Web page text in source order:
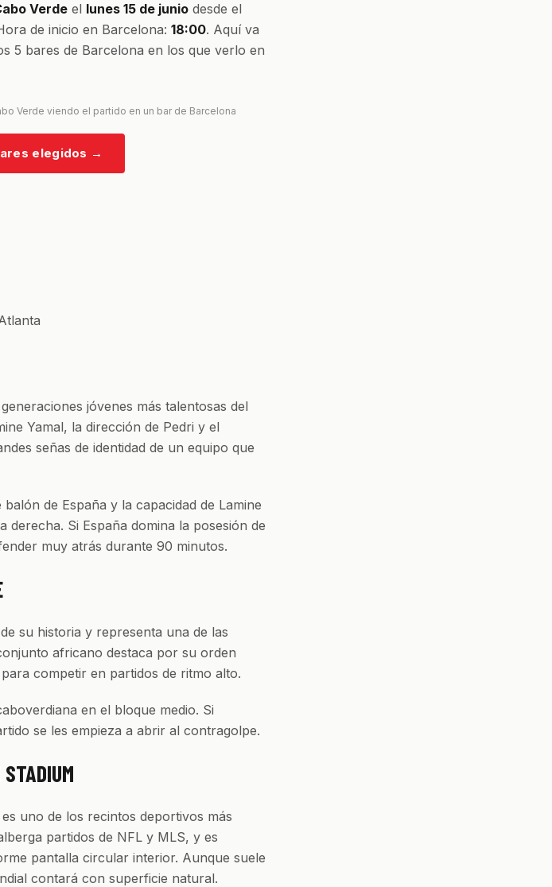
Verde el lunes 15 de junio desde el
de inicio en Barcelona: 18:00. Aquí va
5 bares de Barcelona en los que verlo en
Verde viendo el partido en un bar de Barcelona
elegidos →
jóvenes más talentosas del
Yamal, la dirección de Pedri y el
señas de identidad de un equipo que
de España y la capacidad de Lamine
Si España domina la posesión de
muy atrás durante 90 minutos.
su historia y representa una de las
africano destaca por su orden
competir en partidos de ritmo alto.
en el bloque medio. Si
se les empieza a abrir al contragolpe.
uno de los recintos deportivos más
partidos de NFL y MLS, y es
pantalla circular interior. Aunque suele
contará con superficie natural.